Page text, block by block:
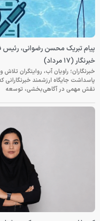
پیام تبریک محسن رضوانی، رئیس
خبرنگار (۱۷ مرداد)
پاسداشت جایگاه ارزشمند خبرنگارانی
نقش مهمی در آگاهی‌بخشی، توسعه